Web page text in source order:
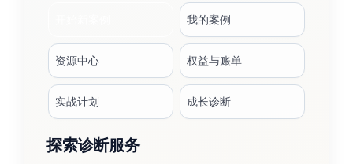
我的案例
资源中心 权益与账单
实战计划 成长诊断
探索诊断服务